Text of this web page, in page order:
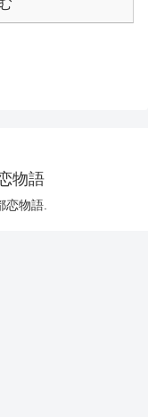
物語
恋物語.